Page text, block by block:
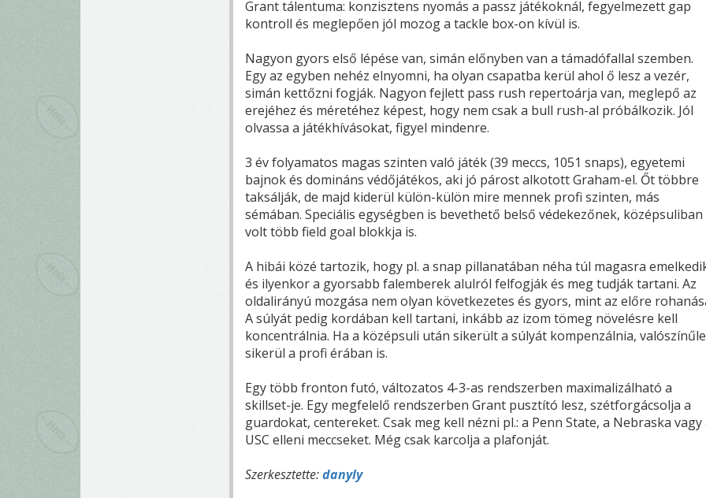
Grant tálentuma: konzisztens nyomás a passz játékoknál, fegyelmezett gap
kontroll és meglepően jól mozog a tackle box-on kívül is.
Nagyon gyors első lépése van, simán előnyben van a támadófallal szemben.
Egy az egyben nehéz elnyomni, ha olyan csapatba kerül ahol ő lesz a vezér,
simán kettőzni fogják. Nagyon fejlett pass rush repertoárja van, meglepő az
erejéhez és méretéhez képest, hogy nem csak a bull rush-al próbálkozik. Jól
olvassa a játékhívásokat, figyel mindenre.
3 év folyamatos magas szinten való játék (39 meccs, 1051 snaps), egyetemi
bajnok és domináns védőjátékos, aki jó párost alkotott Graham-el. Őt többre
taksálják, de majd kiderül külön-külön mire mennek profi szinten, más
sémában. Speciális egységben is bevethető belső védekezőnek, középsuliban
volt több field goal blokkja is.
A hibái közé tartozik, hogy pl. a snap pillanatában néha túl magasra
és ilyenkor a gyorsabb falemberek alulról felfogják és meg tudják tartani. Az
oldalirányú mozgása nem olyan következetes és gyors, mint az előre
A súlyát pedig kordában kell tartani, inkább az izom tömeg növelésre kell
koncentrálnia. Ha a középsuli után sikerült a súlyát kompenzálnia,
sikerül a profi érában is.
Egy több fronton futó, változatos 4-3-as rendszerben maximalizálható a
skillset-je. Egy megfelelő rendszerben Grant pusztító lesz, szétforgácsolja a
guardokat, centereket. Csak meg kell nézni pl.: a Penn State, a Nebraska vagy
USC elleni meccseket. Még csak karcolja a plafonját.
Szerkesztette:danyly